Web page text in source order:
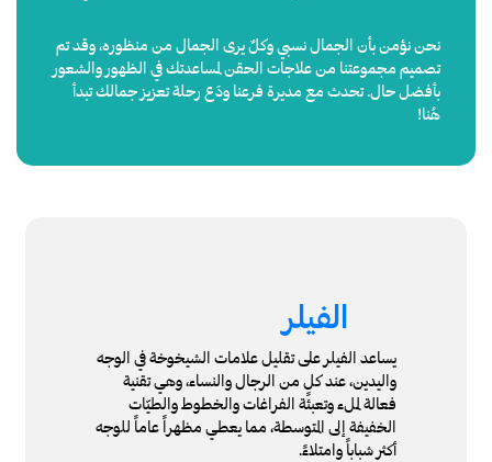
نحن نؤمن بأن الجمال نسبي وكلٌ يرى الجمال من منظوره، وقد تم
تصميم مجموعتنا من علاجات الحقن لمساعدتك في الظهور والشعور
بأفضل حال. تحدث مع مديرة فرعنا ودَع رحلة تعزيز جمالك تبدأ
هُنا!
الفيلر
يساعد الفيلر على تقليل علامات الشيخوخة في الوجه
واليدين، عند كلٍ من الرجال والنساء، وهي تقنية
فعالة لملء وتعبئة الفراغات والخطوط والطيّات
الخفيفة إلى المتوسطة، مما يعطي مظهراً عاماً للوجه
أكثر شباباً وامتلاءً.